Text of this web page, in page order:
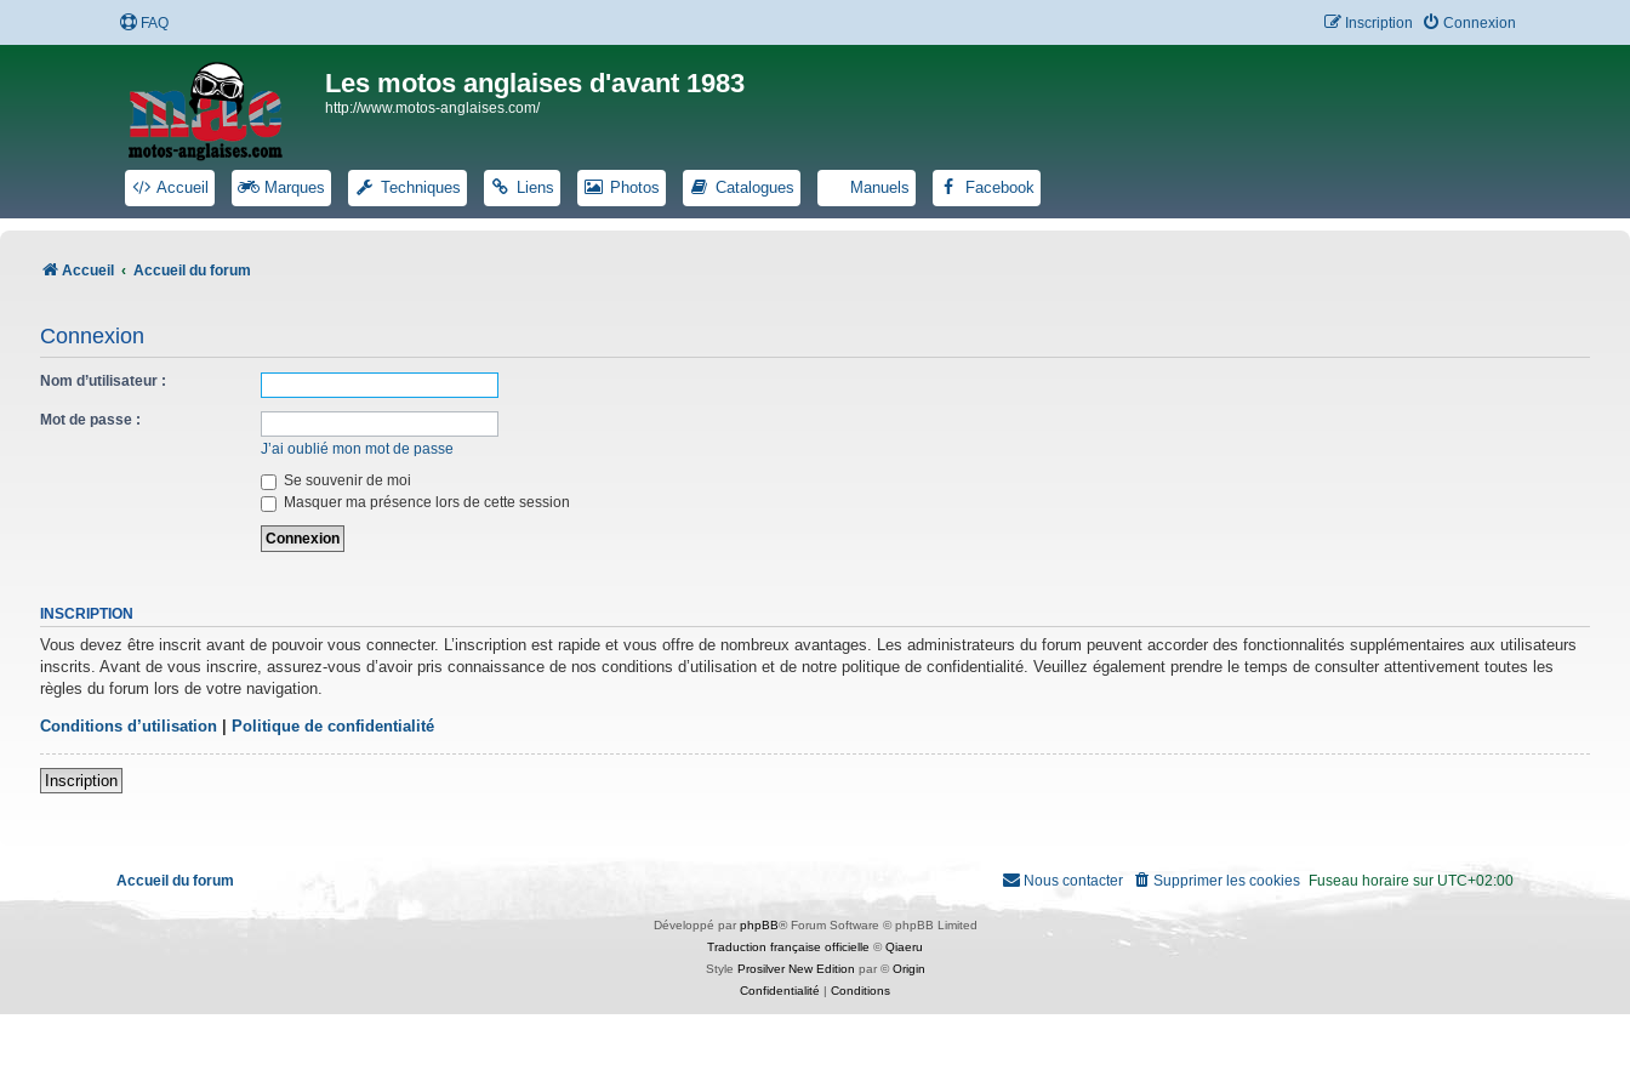
FAQ Connexion
Inscription
Les motos anglaises d'avant 1983
http://www.motos-anglaises.com/
Accueil Marques Techniques Liens Photos Catalogues Manuels Facebook
Accueil Accueil du forum
Connexion
Nom d’utilisateur :
Mot de passe :
J’ai oublié mon mot de passe
Se souvenir de moi
Masquer ma présence lors de cette session
INSCRIPTION
Vous devez être inscrit avant de pouvoir vous connecter. L’inscription est rapide et vous offre de nombreux avantages. Les administrateurs du forum peuvent accorder des fonctionnalités supplémentaires aux utilisateurs
inscrits. Avant de vous inscrire, assurez-vous d’avoir pris connaissance de nos conditions d’utilisation et de notre politique de confidentialité. Veuillez également prendre le temps de consulter attentivement toutes les
règles du forum lors de votre navigation.
Conditions d’utilisation Politique de confidentialité
Inscription
Accueil du forum Fuseau horaire sur UTC+02:00
Supprimer les cookies
Nous contacter
Développé par phpBB® Forum Software © phpBB Limited
Traduction française officielle ©Qiaeru
Style Prosilver New Edition par ©Origin
Confidentialité
Conditions